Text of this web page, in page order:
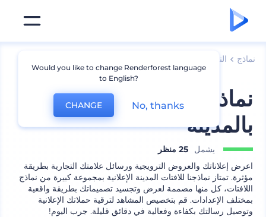
نماذج الترويج للعلامة التجارية
نماذج لافتات إعلانية
بالمدينة
يشمل
25 منظر
اعرض إعلاناتك والعروض الترويجية ورسائل علامتك التجارية بطريقة
مؤثرة. تمتاز نماذجنا للافتات المدينة الإعلانية بمجموعة كبيرة من نماذج
اللافتات، كل منها مصممة لعرض وتجسيد تصميماتك بطريقة واقعية
بمختلف الإعدادات. قم بتخصيص المشاهد لترقية حملاتك الإعلانية
وتوصيل رسالتك بكفاءة وفعالية في دقائق قليلة. جرب اليوم!
Would you like to change Renderforest language
to English?
CHANGE No, thanks